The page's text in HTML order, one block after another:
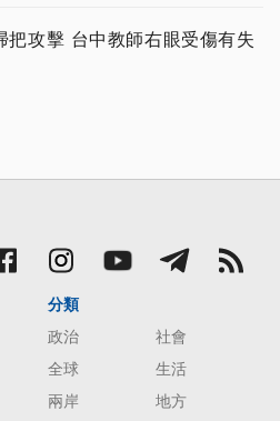
把攻擊 台中教師右眼受傷有失
分類
政治
社會
全球
生活
兩岸
地方